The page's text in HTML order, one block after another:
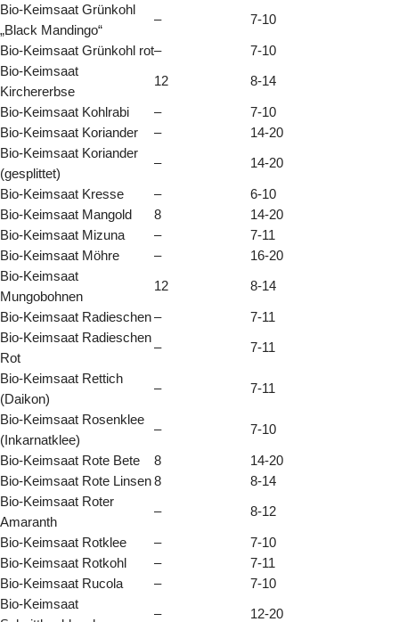
Bio-Keimsaat Grünkohl
„Black Mandingo“
– 7-10
Bio-Keimsaat Grünkohl rot–
7-10
Bio-Keimsaat
Kirchererbse
12 8-14
Bio-Keimsaat Kohlrabi –
7-10
Bio-Keimsaat Koriander
–
14-20
Bio-Keimsaat Koriander
(gesplittet)
– 14-20
Bio-Keimsaat Kresse –
6-10
Bio-Keimsaat Mangold
8
14-20
Bio-Keimsaat Mizuna
–
7-11
Bio-Keimsaat Möhre
–
16-20
Bio-Keimsaat
Mungobohnen
12 8-14
Bio-Keimsaat Radieschen–
7-11
Bio-Keimsaat Radieschen
Rot
– 7-11
Bio-Keimsaat Rettich
(Daikon)
– 7-11
Bio-Keimsaat Rosenklee
(Inkarnatklee)
– 7-10
Bio-Keimsaat Rote Bete 8
14-20
Bio-Keimsaat Rote Linsen8
8-14
Bio-Keimsaat Roter
Amaranth
– 8-12
Bio-Keimsaat Rotklee –
7-10
Bio-Keimsaat Rotkohl
–
7-11
Bio-Keimsaat Rucola
–
7-10
Bio-Keimsaat
– 12-20